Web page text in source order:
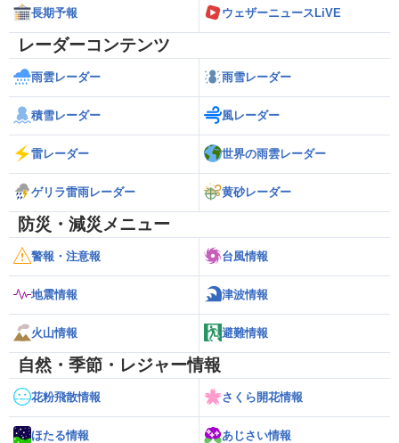
長期予報 ウェザーニュースLiVE
レーダーコンテンツ
雨雲レーダー 雨雪レーダー
積雪レーダー 風レーダー
雷レーダー 世界の雨雲レーダー
ゲリラ雷雨レーダー 黄砂レーダー
防災・減災メニュー
警報・注意報 台風情報
地震情報 津波情報
火山情報 避難情報
自然・季節・レジャー情報
花粉飛散情報 さくら開花情報
ほたる情報 あじさい情報